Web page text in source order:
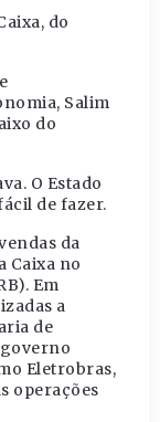
do
Salim
do
O Estado
de fazer.
da
Caixa no
Em
a
de
governo
Eletrobras,
operações